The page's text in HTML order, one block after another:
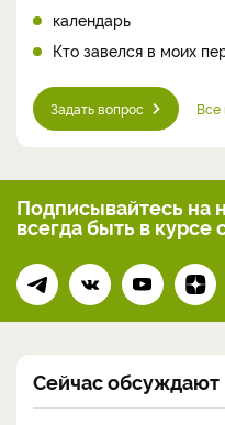
календарь
Кто завелся в моих
Задать вопрос Все
Подписывайтесь на
всегдабыть в курсе
Сейчас обсуждают